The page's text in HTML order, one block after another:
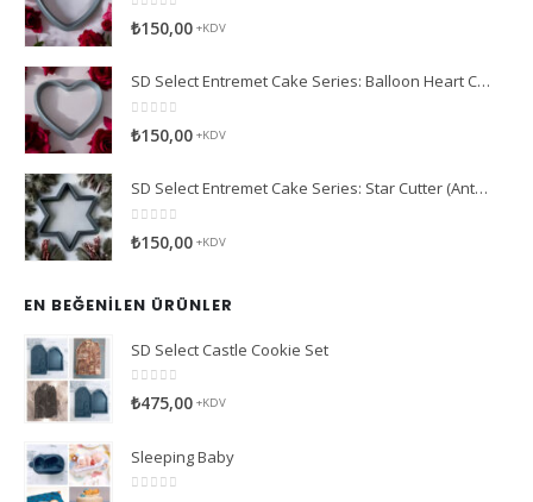
EN SON ÜRÜNLER
05 üzerinden
₺ 150,00
05 üzerinden
₺ 150,00
05 üzerinden
₺150,00
EN BEĞENILEN ÜRÜNLER
SD Select Castle Cookie Set